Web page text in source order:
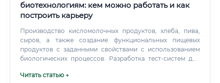
биотехнологиям: кем можно работать и как
построить карьеру
Производство кисломолочных продуктов, хлеба, пива,
сыров, а также создание функциональных пищевых
продуктов с заданными свойствами с использованием
биологических процессов. Разработка тест-систем для
экологического мониторинга.
Читать статью →